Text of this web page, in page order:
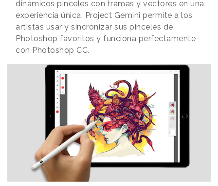
dinámicos pinceles con tramas y vectores en una
experiencia única. Project Gemini permite a los
artistas usar y sincronizar sus pinceles de
Photoshop favoritos y funciona perfectamente
con Photoshop CC.